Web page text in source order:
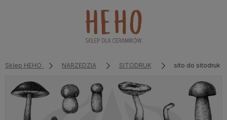
Zaloguj się
Sklep HEHO NARZĘDZIA SITODRUK sito do sitodruku